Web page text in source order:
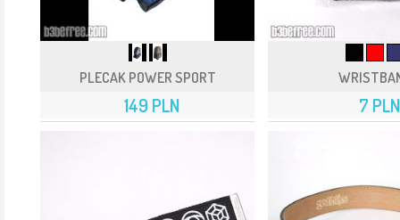
PLECAK POWER SPORT
149 PLN 7 PLN